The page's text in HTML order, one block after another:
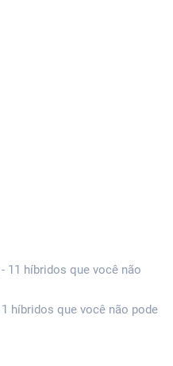
híbridos que você não pode